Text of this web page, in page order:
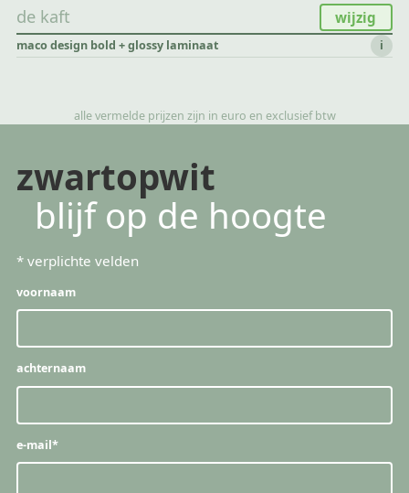
de kaft wijzig
maco design bold + glossy laminaat i
alle vermelde prijzen zijn in euro en exclusief btw
zwartopwit
blijf op de hoogte
* verplichte velden
voornaam
achternaam
e-mail*